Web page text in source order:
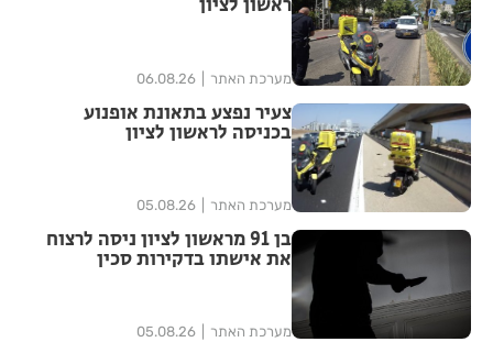
ראשון לציון
מערכת האתר 06.08.26
צעיר נפצע בתאונת אופנוע
בכניסה לראשון לציון
מערכת האתר 05.08.26
בן 91 מראשון לציון ניסה לרצוח
את אישתו בדקירות סכין
מערכת האתר 05.08.26